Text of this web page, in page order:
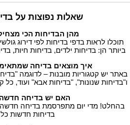
שאלות נפוצות על
מהן הבדיחות הכי
תוכלו לראות בדפי בדיחות לפי דירוג
ביותר הן: בדיחות ילדים, בדיחות חיות,
איך מוצאים בדיחה
באתר יש קטגוריות מובנות – לדוגמה
ו"בדיחות שנונות", "בדיחות אבא" ועוד,
האם יש בדיחה חדשה
בהחלט! מדי יום מתפרסמת בדיחה חדשה
בדיחות חדשות כל